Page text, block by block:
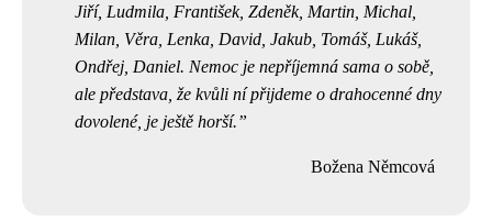
Jiří, Ludmila, František, Zdeněk, Martin, Michal,
Milan, Věra, Lenka, David, Jakub, Tomáš, Lukáš,
Ondřej, Daniel. Nemoc je nepříjemná sama o sobě,
ale představa, že kvůli ní přijdeme o drahocenné dny
dovolené, je ještě horší.
Božena Němcová